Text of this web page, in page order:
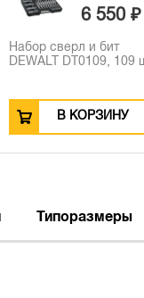
11 990 ₽
Полотно для
аллигаторной пилы
В КОРЗИНУ
Типоразмеры